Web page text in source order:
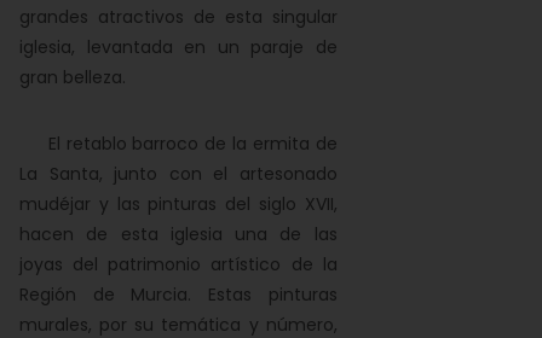
grandes atractivos de esta singular
iglesia, levantada en un paraje de
gran belleza.
El retablo barroco de la ermita de
La Santa, junto con el artesonado
mudéjar y las pinturas del siglo XVII,
hacen de esta iglesia una de las
joyas del patrimonio artístico de la
Región de Murcia. Estas pinturas
murales, por su temática y número,